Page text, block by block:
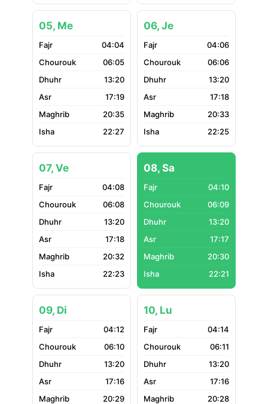
05, Me
04:04
06:05
13:20
17:19
20:35
22:27
06, Je
04:06
06:06
13:20
17:18
20:33
22:25
07, Ve
04:08
06:08
13:20
17:18
20:32
22:23
08, Sa
04:10
06:09
13:20
17:17
20:30
22:21
09, Di
04:12
06:10
13:20
17:16
20:29
10, Lu
04:14
06:11
13:20
17:16
20:28